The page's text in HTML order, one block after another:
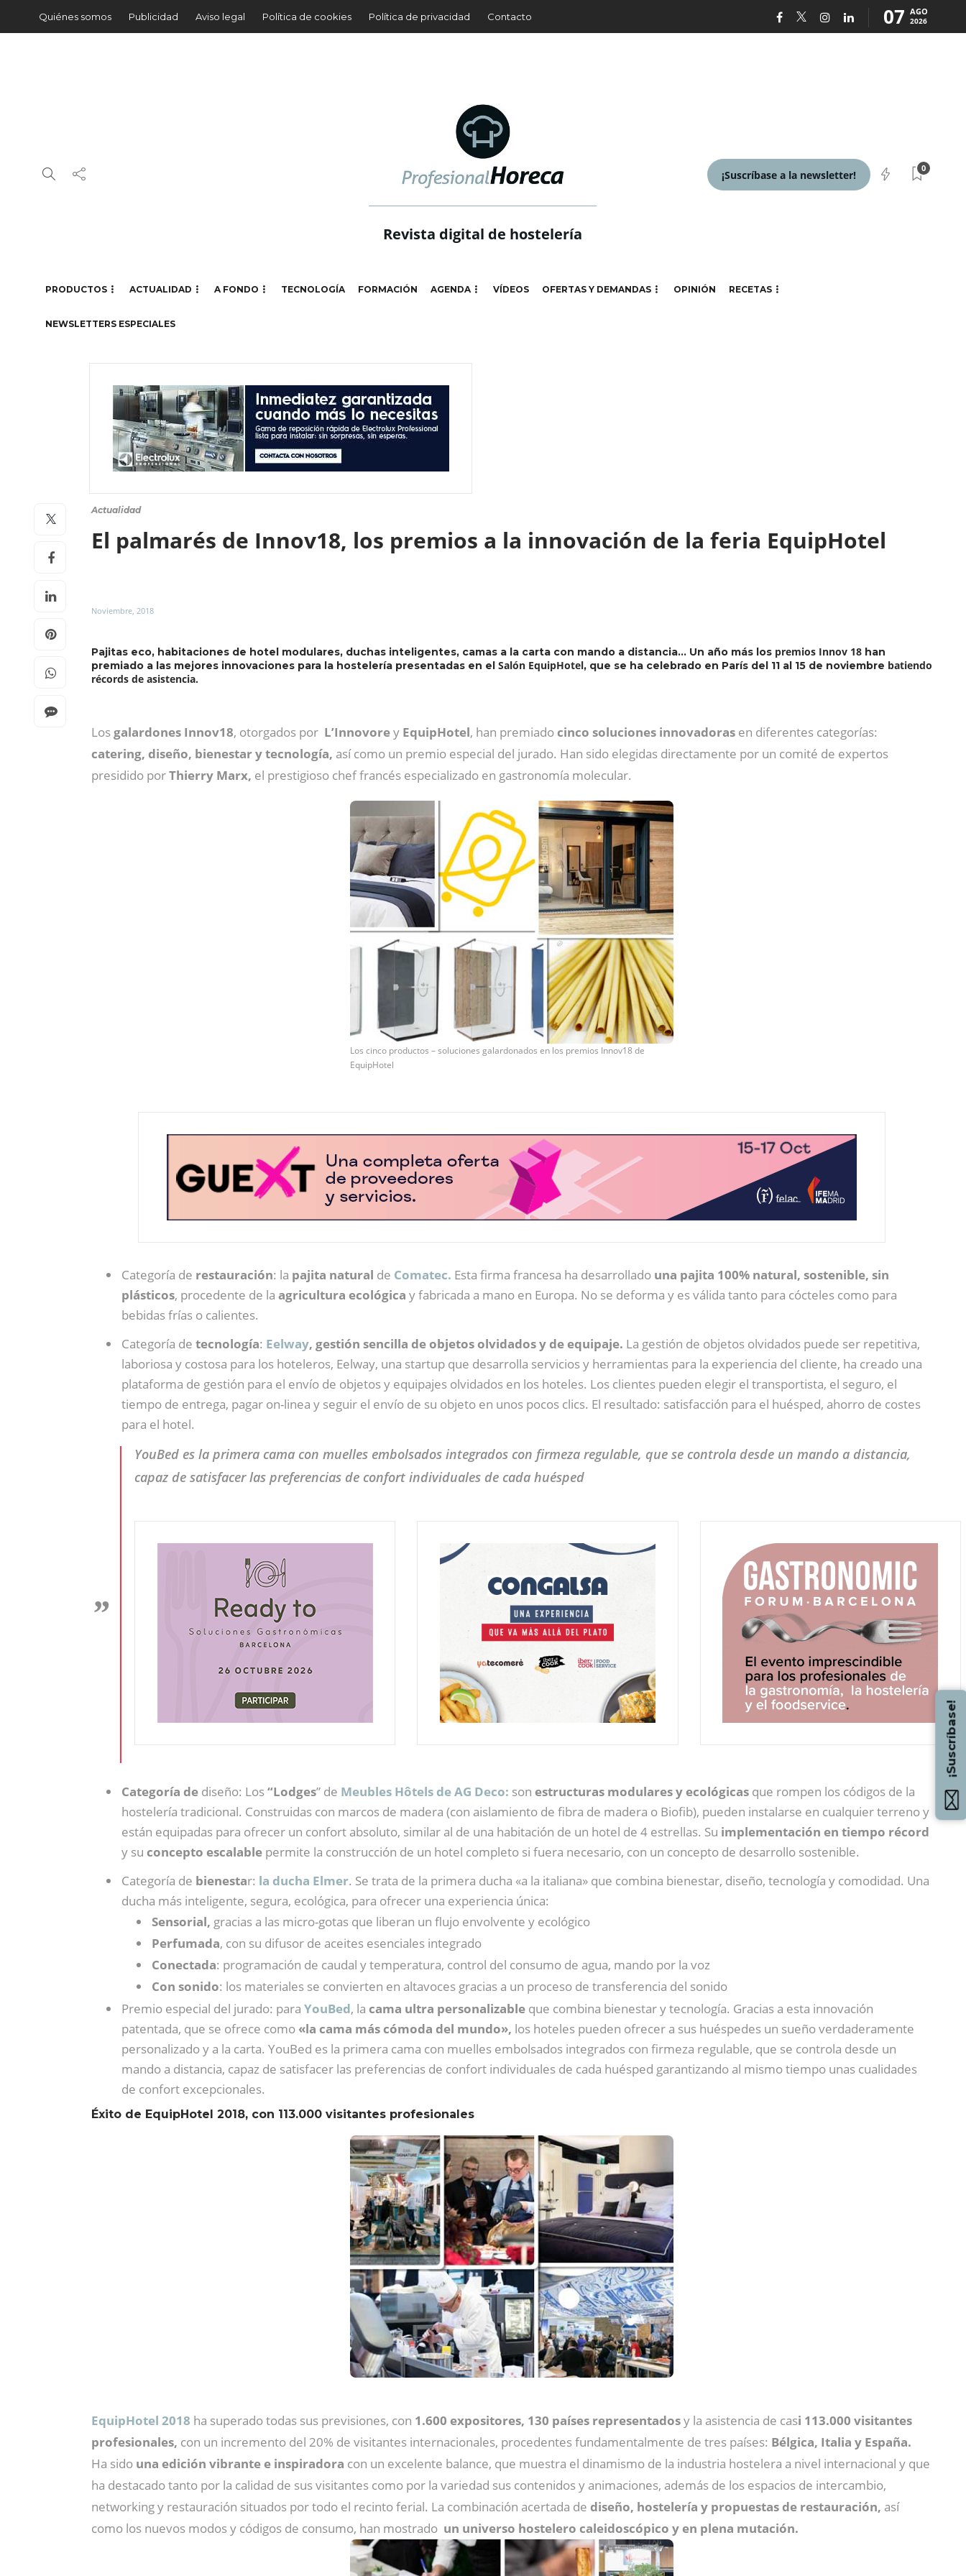
Quiénes somos Publicidad Aviso legal Política de cookies Política de privacidad Contacto 07 AGO
2026
Revista digital de hostelería
¡Suscríbase a la newsletter!
0
PRODUCTOS ACTUALIDAD A FONDO TECNOLOGÍA FORMACIÓN AGENDA VÍDEOS OFERTAS Y DEMANDAS OPINIÓN RECETAS
NEWSLETTERS ESPECIALES
Actualidad
El palmarés de Innov18, los premios a la innovación de la feria EquipHotel
Noviembre, 2018
Pajitas eco, habitaciones de hotel modulares, duchas inteligentes, camas a la carta con mando a distancia… Un año más los premios Innov 18 han
premiado a las mejores innovaciones para la hostelería presentadas en el Salón EquipHotel, que se ha celebrado en París del 11 al 15 de noviembre batiendo
récords de asistencia.
Los galardones Innov18, otorgados por L’Innovorey EquipHotel, han premiadocinco soluciones innovadoras en diferentes categorías:
catering, diseño, bienestar y tecnología, así como un premio especial del jurado. Han sido elegidas directamente por un comité de expertos
presidido porThierry Marx, el prestigioso chef francés especializado en gastronomía molecular.
Los cinco productos – soluciones galardonados en los premios Innov18 de
EquipHotel
Categoría de restauración: la pajita natural de Comatec. Esta firma francesa ha desarrollado una pajita 100% natural, sostenible, sin
plásticos, procedente de la agricultura ecológica y fabricada a mano en Europa. No se deforma y es válida tanto para cócteles como para
bebidas frías o calientes.
Categoría de tecnología: Eelway, gestión sencilla de objetos olvidados y de equipaje. La gestión de objetos olvidados puede ser repetitiva,
laboriosa y costosa para los hoteleros, Eelway, una startup que desarrolla servicios y herramientas para la experiencia del cliente, ha creado una
plataforma de gestión para el envío de objetos y equipajes olvidados en los hoteles. Los clientes pueden elegir el transportista, el seguro, el
tiempo de entrega, pagar on-linea y seguir el envío de su objeto en unos pocos clics. El resultado: satisfacción para el huésped, ahorro de costes
para el hotel.
YouBed es la primera cama con muelles embolsados integrados con firmeza regulable, que se controla desde un mando a distancia,
capaz de satisfacer las preferencias de confort individuales de cada huésped
Categoría de diseño: Los“Lodges” de Meubles Hôtels de AG Deco: son estructuras modulares y ecológicas que rompen los códigos de la
hostelería tradicional. Construidas con marcos de madera (con aislamiento de fibra de madera o Biofib), pueden instalarse en cualquier terreno y
están equipadas para ofrecer un confort absoluto, similar al de una habitación de un hotel de 4 estrellas. Su implementación en tiempo récord
y su concepto escalable permite la construcción de un hotel completo si fuera necesario, con un concepto de desarrollo sostenible.
Categoría de bienestar: la ducha Elmer. Se trata de la primera ducha «a la italiana» que combina bienestar, diseño, tecnología y comodidad. Una
ducha más inteligente, segura, ecológica, para ofrecer una experiencia única:
Sensorial, gracias a las micro-gotas que liberan un flujo envolvente y ecológico
Perfumada, con su difusor de aceites esenciales integrado
Conectada: programación de caudal y temperatura, control del consumo de agua, mando por la voz
Con sonido: los materiales se convierten en altavoces gracias a un proceso de transferencia del sonido
Premio especial del jurado: para YouBed, la cama ultra personalizable que combina bienestar y tecnología. Gracias a esta innovación
patentada, que se ofrece como «la cama más cómoda del mundo», los hoteles pueden ofrecer a sus huéspedes un sueño verdaderamente
personalizado y a la carta. YouBed es la primera cama con muelles embolsados integrados con firmeza regulable, que se controla desde un
mando a distancia, capaz de satisfacer las preferencias de confort individuales de cada huésped garantizando al mismo tiempo unas cualidades
de confort excepcionales.
Éxito de EquipHotel 2018, con 113.000 visitantes profesionales
EquipHotel 2018 ha superado todas sus previsiones, con 1.600 expositores, 130 países representadosy la asistencia de casi 113.000 visitantes
profesionales, con un incremento del 20% de visitantes internacionales, procedentes fundamentalmente de tres países: Bélgica, Italia y España.
Ha sido una edición vibrante e inspiradora con un excelente balance, que muestra el dinamismo de la industria hostelera a nivel internacional y que
ha destacado tanto por la calidad de sus visitantes como por la variedad sus contenidos y animaciones, además de los espacios de intercambio,
networking y restauración situados por todo el recinto ferial. La combinación acertada de diseño, hostelería y propuestas de restauración, así
como los nuevos modos y códigos de consumo, han mostrado un universo hostelero caleidoscópico y en plena mutación.
¡Suscríbase!